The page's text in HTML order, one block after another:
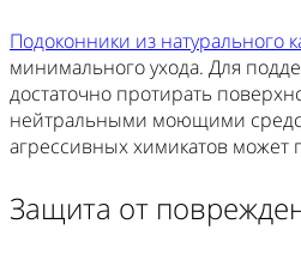
Подоконники из натурального
минимального ухода. Для
достаточно протирать
нейтральными моющими
агрессивных химикатов может
Защита от